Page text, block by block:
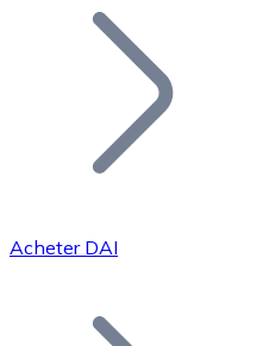
Ajoutez le token de
Bitcoin
Acheter DAI